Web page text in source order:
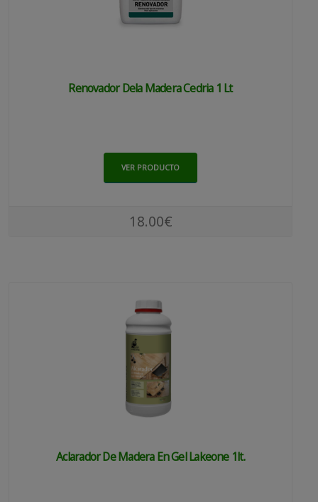
Renovador Dela Madera Cedria 1 Lt
VER PRODUCTO
18.00€
Aclarador De Madera En Gel Lakeone 1lt.